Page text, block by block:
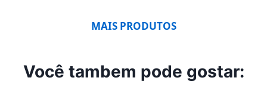
MAIS PRODUTOS
Você tambem pode gostar: